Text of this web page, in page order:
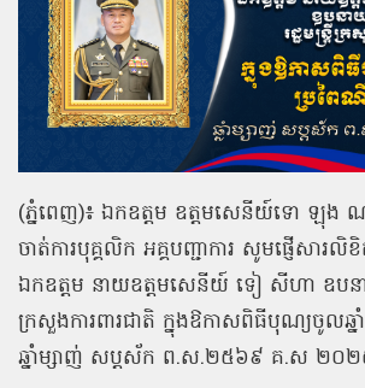
(ភ្នំពេញ)៖ ឯកឧត្ដម ឧត្ដមសេនីយ៍ទោ ឡុង
ចាត់ការបុគ្គលិក អគ្គបញ្ជាការ សូមផ្ញើសារ
ឯកឧត្ដម នាយឧត្ដមសេនីយ៍ ទៀ សីហា ឧបនាយក
ក្រសួងការពារជាតិ ក្នុងឱកាសពិធីបុណ្យចូលឆ្នាំ
ឆ្នាំម្សាញ់ សប្ដស័ក ព.ស.២៥៦៩ គ.ស ២០